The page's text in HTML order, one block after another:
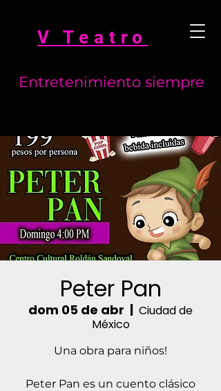
V Teatro
Entretenimiento siempre
Peter Pan
dom 05 de abr
  |
Ciudad de
México
Una obra para niños!
Peter Pan es un cuento clásico